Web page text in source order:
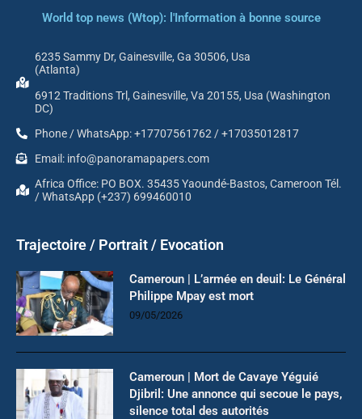
World top news (Wtop): l'Information à bonne source
6235 Sammy Dr, Gainesville, Ga 30506, Usa
(Atlanta)
6912 Traditions Trl, Gainesville, Va 20155, Usa (Washington
DC)
Phone / WhatsApp: +17707561762 / +17035012817
Email: info@panoramapapers.com
Africa Office: PO BOX. 35435 Yaoundé-Bastos, Cameroon Tél.
/ WhatsApp (+237) 699460010
Trajectoire / Portrait / Evocation
Cameroun | L’armée en deuil: Le Général
Philippe Mpay est mort
09/05/2026
Cameroun | Mort de Cavaye Yéguié
Djibril: Une annonce qui secoue le pays,
silence total des autorités